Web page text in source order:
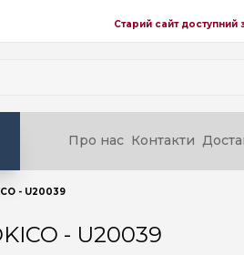
Старий сайт доступний
Про нас Контакти
- U20039
- U20039